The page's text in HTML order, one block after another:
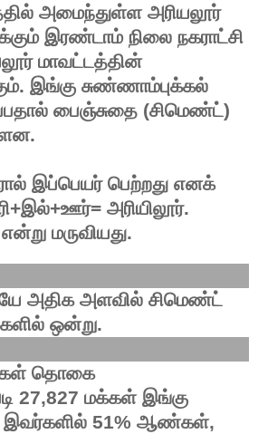
அமைந்துள்ள அரியலூர்
இரண்டாம் நிலை நகராட்சி
மாவட்டத்தின்
. இங்கு சுண்ணாம்புக்கல்
பைஞ்சுதை (சிமெண்ட்)
.
இப்பெயர் பெற்றது எனக்
+இல்+ஊர்= அரியிலூர்.
என்று மருவியது.
அதிக அளவில் சிமெண்ட்
ஒன்று.
தொகை
27,827 மக்கள் இங்கு
இவர்களில் 51% ஆண்கள்,